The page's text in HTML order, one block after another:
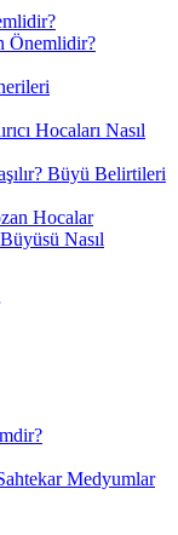
Önemlidir?
Hocaları Nasıl
Büyü Belirtileri
Hocalar
Nasıl
Medyumlar